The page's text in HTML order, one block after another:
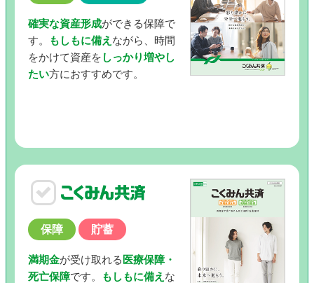
確実な資産形成ができる保障で
す。
もしもに備え ながら、時間
をかけて資産を しっかり増やし
たい方におすすめです。
保障 貯蓄
満期金が受け取れる 医療保障・
死亡保障です。 もしもに備え な